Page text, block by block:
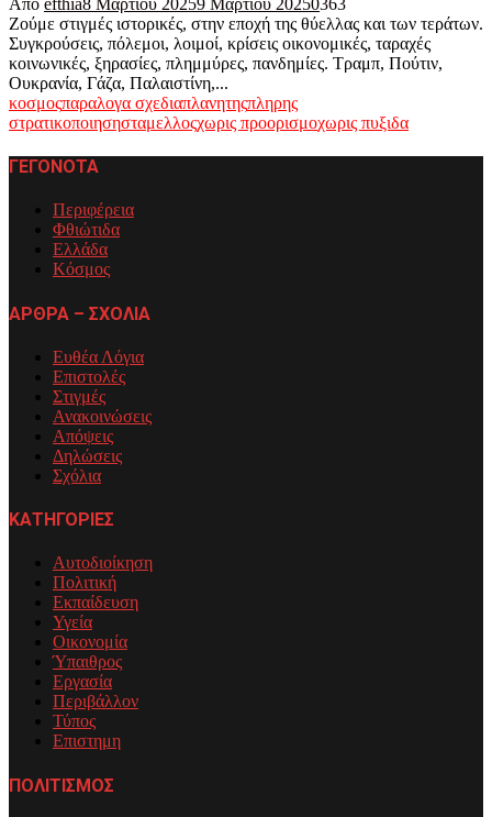
Ζούμε στιγμές ιστορικές, στην εποχή της θύελλας και των τεράτων.
Συγκρούσεις, πόλεμοι, λοιμοί, κρίσεις οικονομικές, ταραχές
κοινωνικές, ξηρασίες, πλημμύρες, πανδημίες. Τραμπ, Πούτιν,
Ουκρανία, Γάζα, Παλαιστίνη,...
κοσμοςπαραλογα σχεδιαπλανητηςπληρης
στρατικοποιησησταμελλοςχωρις προορισμοχωρις πυξιδα
ΓΕΓΟΝΟΤΑ
Περιφέρεια
Φθιώτιδα
Ελλάδα
Κόσμος
ΑΡΘΡΑ – ΣΧΟΛΙΑ
Ευθέα Λόγια
Επιστολές
Στιγμές
Ανακοινώσεις
Απόψεις
Δηλώσεις
Σχόλια
ΚΑΤΗΓΟΡΙΕΣ
Αυτοδιοίκηση
Πολιτική
Εκπαίδευση
Υγεία
Οικονομία
Ύπαιθρος
Εργασία
Περιβάλλον
Τύπος
Επιστημη
ΠΟΛΙΤΙΣΜΟΣ